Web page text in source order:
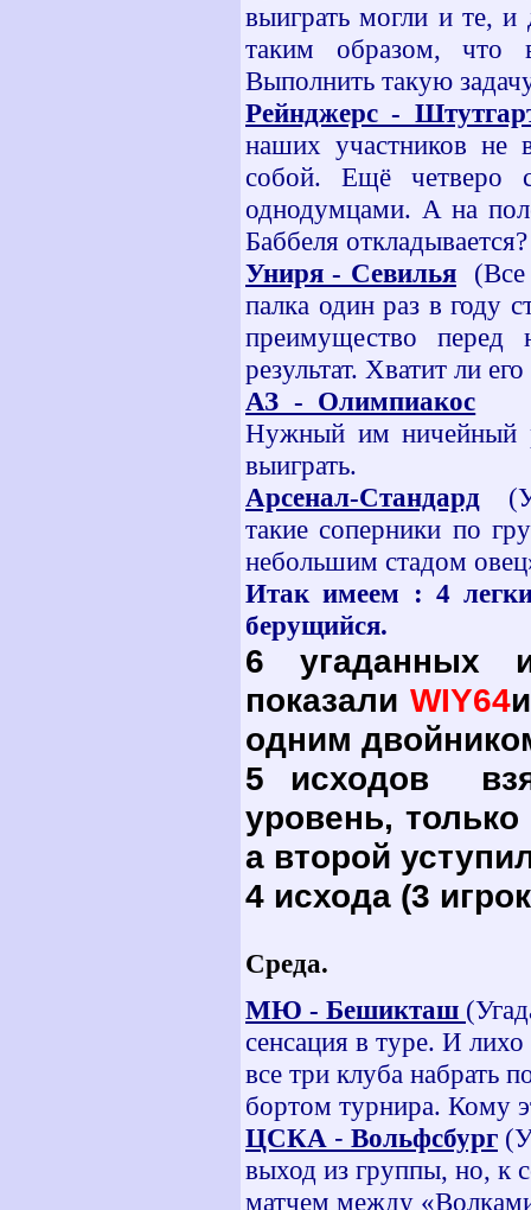
выиграть могли и те,
таким образом, что
Выполнить такую
Рейнджерс -
наших участников не
собой. Ещё четверо
однодумцами. А на
Баббеля
Униря - Севилья
палка один раз в году
преимущество
результат. Хватит ли
АЗ - Олимпиакос
Нужный им ничейный
выиграть.
Арсенал-Стандард
такие соперники по
небольшим стадом
Итак имеем : 4
берущийся.
6 угаданных
показали WIY64
одним
5 исходов
уровень,
а второй
4 исхода (3
Среда.
МЮ - Бешикташ
сенсация в туре. И
все три клуба набрать
бортом турнира. Кому
ЦСКА - Вольфсбург
выход из группы, но, к
матчем между